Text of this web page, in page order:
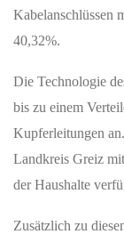
Kabelanschlüssen
40,32%.
Die Technologie
bis zu einem
Kupferleitungen
Landkreis Greiz
der Haushalte
Zusätzlich zu